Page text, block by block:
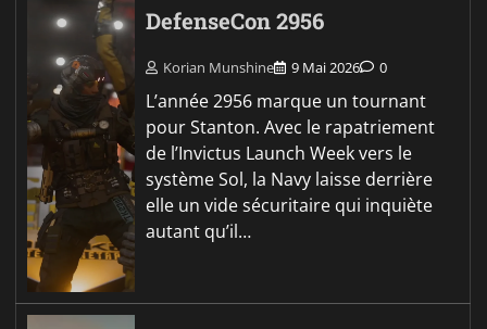
DefenseCon 2956
Korian Munshine 9 Mai 2026 0
L’année 2956 marque un tournant
pour Stanton. Avec le rapatriement
de l’Invictus Launch Week vers le
système Sol, la Navy laisse derrière
elle un vide sécuritaire qui inquiète
autant qu’il…